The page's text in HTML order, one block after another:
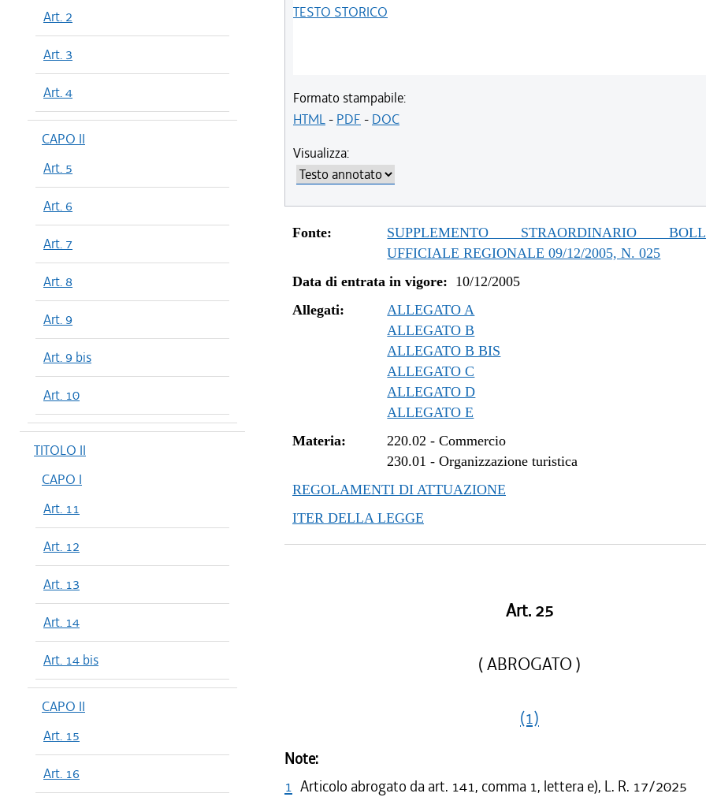
Art. 2
Art. 3
Art. 4
CAPO II
Art. 5
Art. 6
Art. 7
Art. 8
Art. 9
Art. 9 bis
Art. 10
TITOLO II
CAPO I
Art. 11
Art. 12
Art. 13
Art. 14
Art. 14 bis
CAPO II
Art. 15
Art. 16
TESTO STORICO
Formato stampabile:
HTML- PDF - DOC
Visualizza:
Fonte:
SUPPLEMENTO STRAORDINARIO
UFFICIALE REGIONALE 09/12/2005, N. 025
Data di entrata in vigore: 10/12/2005
Allegati:
ALLEGATO A
ALLEGATO B
ALLEGATO B BIS
ALLEGATO C
ALLEGATO D
ALLEGATO E
Materia:
220.02 -Commercio
230.01 -Organizzazione turistica
REGOLAMENTI DI ATTUAZIONE
ITER DELLA LEGGE
Art. 25
( ABROGATO )
(1)
Note:
1 Articolo abrogato da art. 141, comma 1, lettera e), L. R. 17/2025